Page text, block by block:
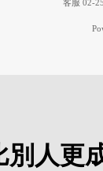
客服 02-
別人更